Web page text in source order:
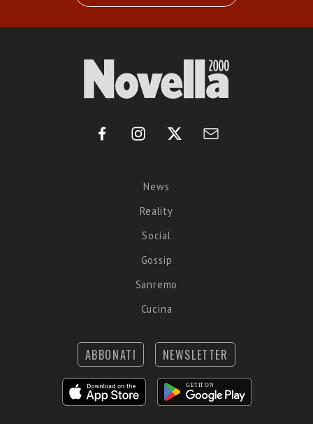
News
Reality
Social
Gossip
Sanremo
Cucina
ABBONATI NEWSLETTER